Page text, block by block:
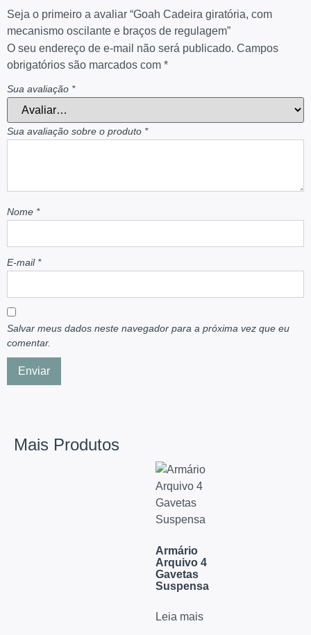
Seja o primeiro a avaliar “Goah Cadeira giratória, com
mecanismo oscilante e braços de regulagem”
O seu endereço de e-mail não será publicado. Campos
obrigatórios são marcados com *
Sua avaliação *
Sua avaliação sobre o produto *
Nome *
E-mail *
Salvar meus dados neste navegador para a próxima vez que eu
comentar.
Mais Produtos
Armário
Arquivo 4
Gavetas
Suspensa
Leia mais